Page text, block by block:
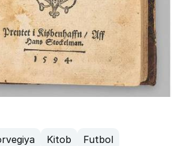
Kitob Futbol